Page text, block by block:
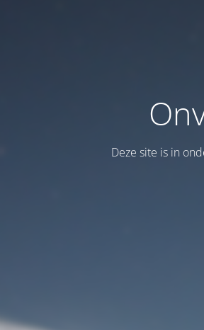
Deze site is in